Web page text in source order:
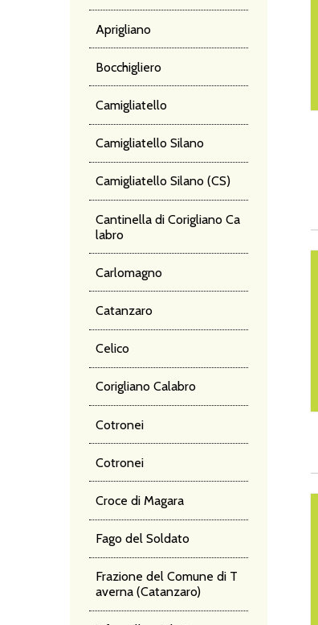
Aprigliano
Bocchigliero
Camigliatello
Camigliatello Silano
Camigliatello Silano (CS)
Cantinella di Corigliano Ca
labro
Carlomagno
Catanzaro
Celico
Corigliano Calabro
Cotronei
Cotronei
Croce di Magara
Fago del Soldato
Frazione del Comune di T
averna (Catanzaro)